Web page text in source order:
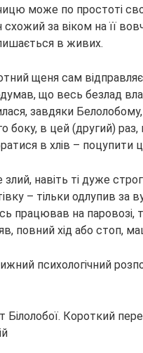
може по простоті
за віком на її
в живих.
щеня сам
що весь безлад
завдяки
боку, в цей (другий)
в хлів – поцупити
злий, навіть ті дуже
– тільки одлупив за
працював на паровозі,
повний хід або стоп,
психологічний
Білолобої. Короткий